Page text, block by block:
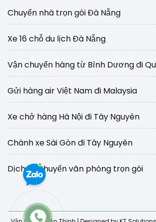
Chuyển nhà trọn gói Đà Nẵng
Xe 16 chỗ du lịch Đà Nẵng
Vận chuyển hàng từ Bình Dương đi
Gửi hàng air Việt Nam đi Malaysia
Xe chở hàng Hà Nội đi Tây Nguyên
Chành xe Sài Gòn đi Tây Nguyên
Dịch vụ chuyển văn phòng trọn gói